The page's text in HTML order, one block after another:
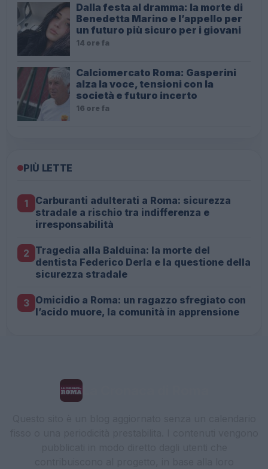
Dalla festa al dramma: la morte di
Benedetta Marino e l’appello per
un futuro più sicuro per i giovani
14 ore fa
Calciomercato Roma: Gasperini
alza la voce, tensioni con la
società e futuro incerto
16 ore fa
PIÙ LETTE
1
Carburanti adulterati a Roma: sicurezza
stradale a rischio tra indifferenza e
irresponsabilità
2 Tragedia alla Balduina: la morte del
dentista Federico Derla e la questione della
sicurezza stradale
3 Omicidio a Roma: un ragazzo sfregiato con
l’acido muore, la comunità in apprensione